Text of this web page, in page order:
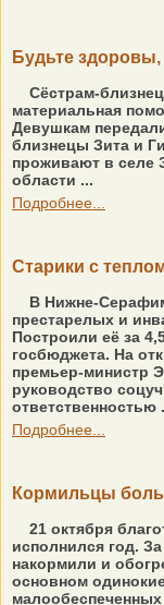
Будьте здоровы,
Сёстрам-
материальная
Девушкам
близнецы Зита и
проживают в селе
области ...
Подробнее...
Старики с
В Нижне-
престарелых и
Построили её за
госбюджета. На
премьер-министр
руководство
ответственностью
Подробнее...
Кормильцы
21 октября
исполнился год.
накормили и
основном